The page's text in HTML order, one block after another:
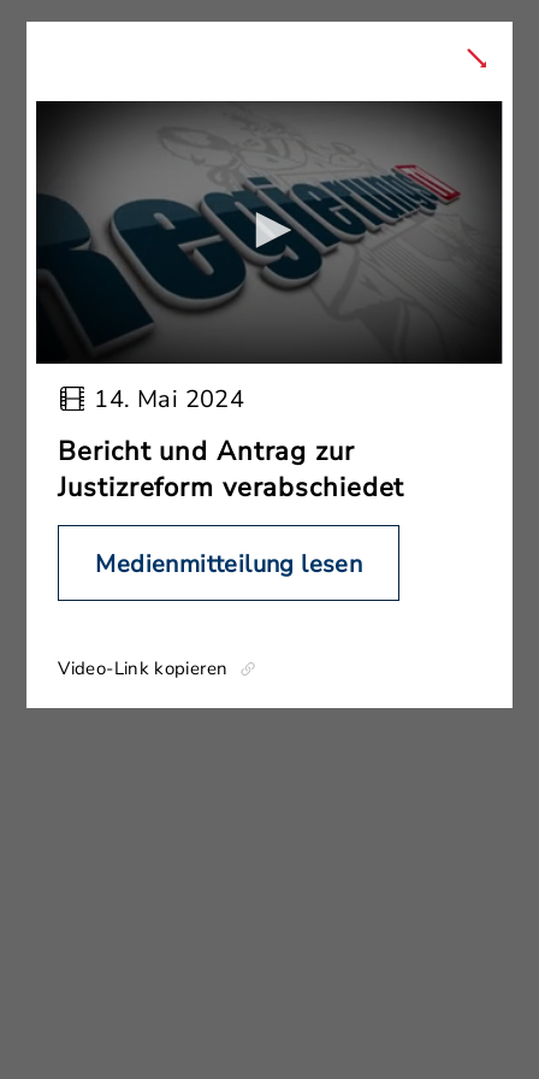
14. Mai 2024
Bericht und Antrag zur
Justizreform verabschiedet
Medienmitteilung lesen
Video-Link kopieren